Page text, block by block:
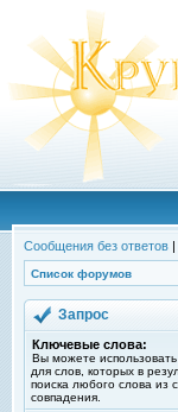
Сообщения без ответов |
Список форумов
Запрос
Ключевые слова:
Вы можете использовать
для слов, которых в
поиска любого слова из
совпадения.